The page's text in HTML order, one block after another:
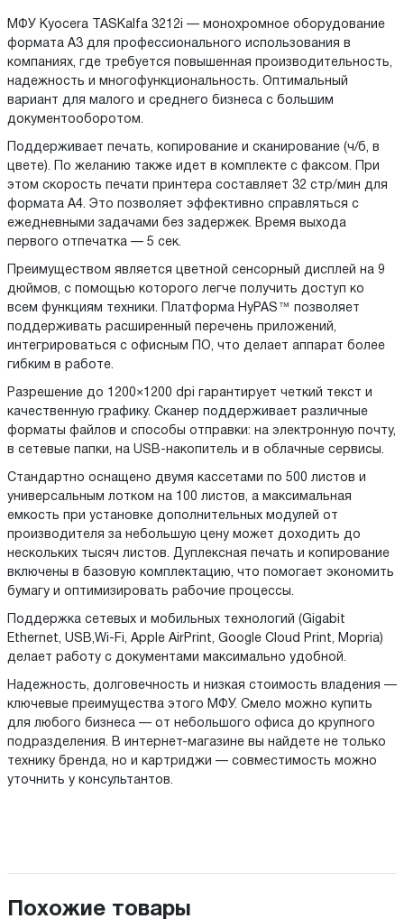
МФУ Kyocera TASKalfa 3212i — монохромное оборудование
формата А3 для профессионального использования в
компаниях, где требуется повышенная производительность,
надежность и многофункциональность. Оптимальный
вариант для малого и среднего бизнеса с большим
документооборотом.
Поддерживает печать, копирование и сканирование (ч/б, в
цвете). По желанию также идет в комплекте с факсом. При
этом скорость печати принтера составляет 32 стр/мин для
формата А4. Это позволяет эффективно справляться с
ежедневными задачами без задержек. Время выхода
первого отпечатка — 5 сек.
Преимуществом является цветной сенсорный дисплей на 9
дюймов, с помощью которого легче получить доступ ко
всем функциям техники. Платформа HyPAS™ позволяет
поддерживать расширенный перечень приложений,
интегрироваться с офисным ПО, что делает аппарат более
гибким в работе.
Разрешение до 1200×1200 dpi гарантирует четкий текст и
качественную графику. Сканер поддерживает различные
форматы файлов и способы отправки: на электронную почту,
в сетевые папки, на USB-накопитель и в облачные сервисы.
Стандартно оснащено двумя кассетами по 500 листов и
универсальным лотком на 100 листов, а максимальная
емкость при установке дополнительных модулей от
производителя за небольшую цену может доходить до
нескольких тысяч листов. Дуплексная печать и копирование
включены в базовую комплектацию, что помогает экономить
бумагу и оптимизировать рабочие процессы.
Поддержка сетевых и мобильных технологий (Gigabit
Ethernet, USB,Wi-Fi, Apple AirPrint, Google Cloud Print, Mopria)
делает работу с документами максимально удобной.
Надежность, долговечность и низкая стоимость владения —
ключевые преимущества этого МФУ. Смело можно купить
для любого бизнеса — от небольшого офиса до крупного
подразделения. В интернет-магазине вы найдете не только
технику бренда, но и картриджи — совместимость можно
уточнить у консультантов.
Похожие товары